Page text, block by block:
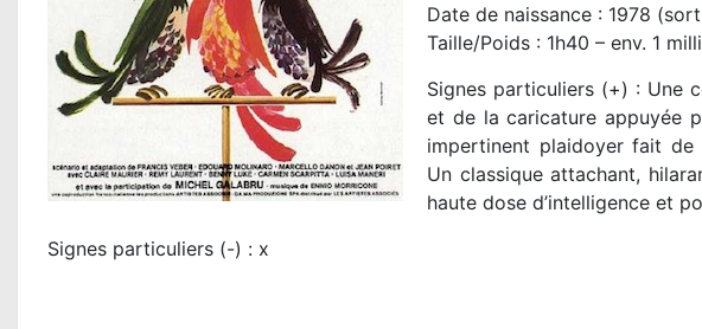
Date de naissance : 1978
Taille/Poids : 1h40 – env. 1
Signes particuliers (+) : Une
et de la caricature appuyée
impertinent plaidoyer fait de
Un classique attachant,
haute dose d’intelligence et
Signes particuliers (-) : x